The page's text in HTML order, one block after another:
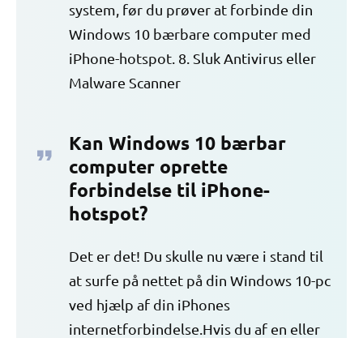
system, før du prøver at forbinde din
Windows 10 bærbare computer med
iPhone-hotspot. 8. Sluk Antivirus eller
Malware Scanner
Kan Windows 10 bærbar
computer oprette
forbindelse til iPhone-
hotspot?
Det er det! Du skulle nu være i stand til
at surfe på nettet på din Windows 10-pc
ved hjælp af din iPhones
internetforbindelse.Hvis du af en eller